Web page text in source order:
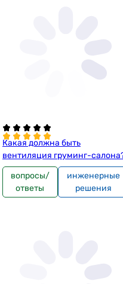
Какая должна быть
вентиляция груминг-
вопросы/
ответы
инженерные
решения